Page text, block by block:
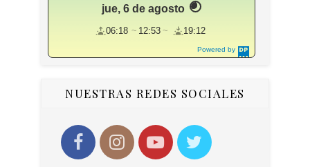
Powered by
DaysPedia.c
jue, 6 de agosto
06:18 12:53 19:12
NUESTRAS REDES SOCIALES